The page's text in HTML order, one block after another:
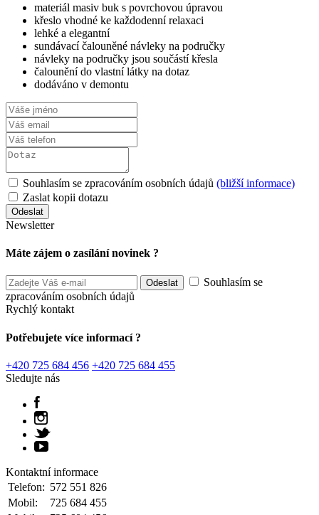
materiál masiv buk s povrchovou úpravou
křeslo vhodné ke každodenní relaxaci
lehké a elegantní
sundávací čalouněné návleky na područky
návleky na područky jsou součástí křesla
čalounění do vlastní látky na dotaz
dodáváno v demontu
Souhlasím se zpracováním osobních údajů (bližší informace)
Zaslat kopii dotazu
Newsletter
Máte zájem o zasílání novinek ?
Souhlasím se
zpracováním osobních údajů
Rychlý kontakt
Potřebujete více informací ?
+420 725 684 456 +420 725 684 455
Sledujte nás
Kontaktní informace
Telefon: 572 551 826
Mobil:
725 684 455